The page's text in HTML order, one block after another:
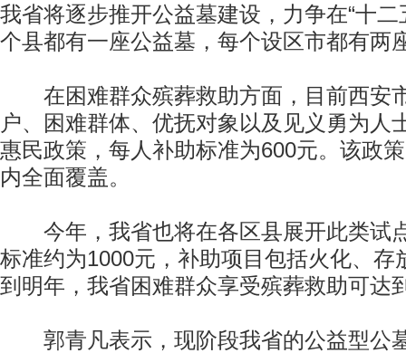
我省将逐步推开公益墓建设，力争在“十二
个县都有一座公益墓，每个设区市都有两
在困难群众殡葬救助方面，目前西安
户、困难群体、优抚对象以及见义勇为人
惠民政策，每人补助标准为600元。该政
内全面覆盖。
今年，我省也将在各区县展开此类试
标准约为1000元，补助项目包括火化、存
到明年，我省困难群众享受殡葬救助可达
郭青凡表示，现阶段我省的公益型公